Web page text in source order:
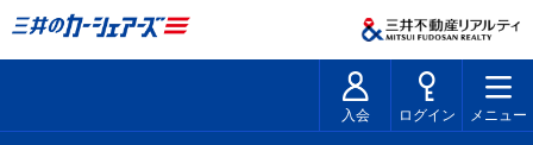
入会 ログイン メニュー